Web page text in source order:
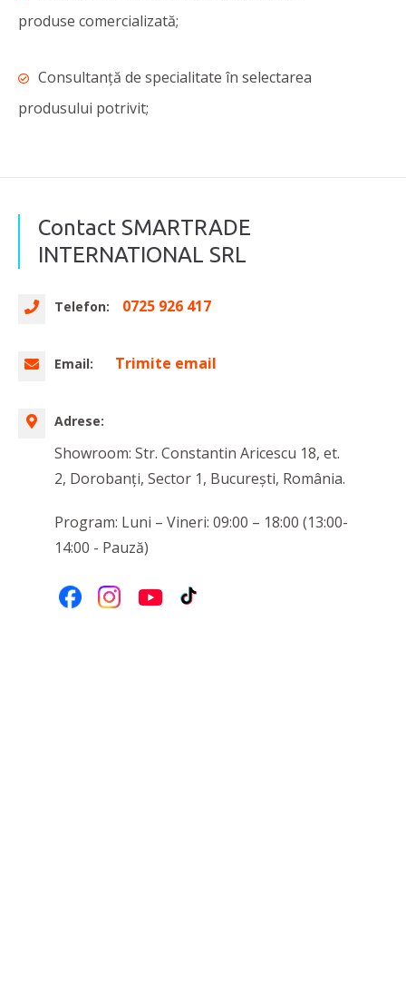
produse comercializată;
Consultanță de specialitate în selectarea
produsului potrivit;
Contact SMARTRADE
INTERNATIONAL SRL
Telefon: 0725 926 417
Email: Trimite email
Adrese:
Showroom: Str. Constantin Aricescu 18, et.
2, Dorobanți, Sector 1, București, România.
Program: Luni – Vineri: 09:00 – 18:00 (13:00-
14:00 - Pauză)